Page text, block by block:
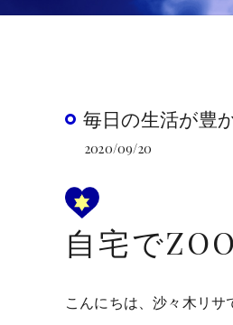
毎日の生活が豊
2020/09/20
自宅で
こんにちは、沙々木リサ